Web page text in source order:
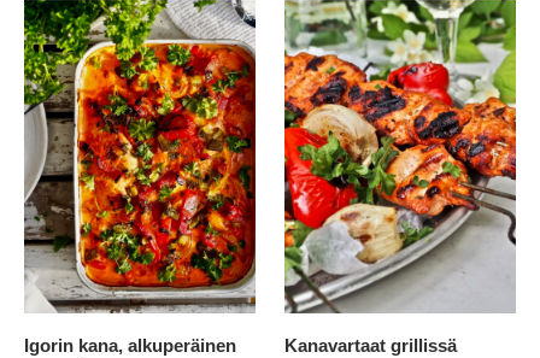
Igorin kana, alkuperäinen
Kanavartaat grillissä